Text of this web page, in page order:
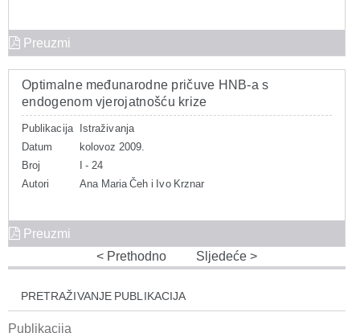
Preuzmi
Optimalne međunarodne pričuve HNB-a s
endogenom vjerojatnošću krize
Publikacija
Istraživanja
Datum
kolovoz 2009.
Broj
I - 24
Autori
Ana Maria Čeh i Ivo Krznar
Preuzmi
Prethodno
Sljedeće
PRETRAŽIVANJE PUBLIKACIJA
Publikacija